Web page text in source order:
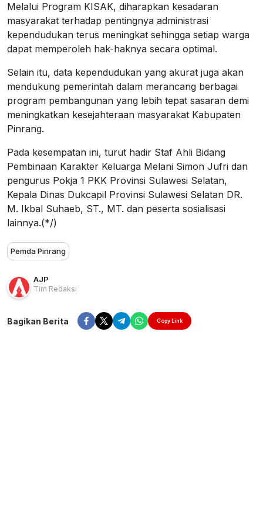
Melalui Program KISAK, diharapkan kesadaran
masyarakat terhadap pentingnya administrasi
kependudukan terus meningkat sehingga setiap warga
dapat memperoleh hak-haknya secara optimal.
Selain itu, data kependudukan yang akurat juga akan
mendukung pemerintah dalam merancang berbagai
program pembangunan yang lebih tepat sasaran demi
meningkatkan kesejahteraan masyarakat Kabupaten
Pinrang.
Pada kesempatan ini, turut hadir Staf Ahli Bidang
Pembinaan Karakter Keluarga Melani Simon Jufri dan
pengurus Pokja 1 PKK Provinsi Sulawesi Selatan,
Kepala Dinas Dukcapil Provinsi Sulawesi Selatan DR.
M. Ikbal Suhaeb, ST., MT. dan peserta sosialisasi
lainnya.(*/)
Pemda Pinrang
AJP
Tim Redaksi
Bagikan Berita Copy Link